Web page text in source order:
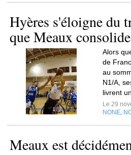
Hyères s'éloigne du
que Meaux
Alors
de
au
N1/A,
livrent
Le 29
NONE
Meaux est